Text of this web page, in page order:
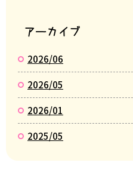
アーカイブ
2026/06
2026/05
2026/01
2025/05